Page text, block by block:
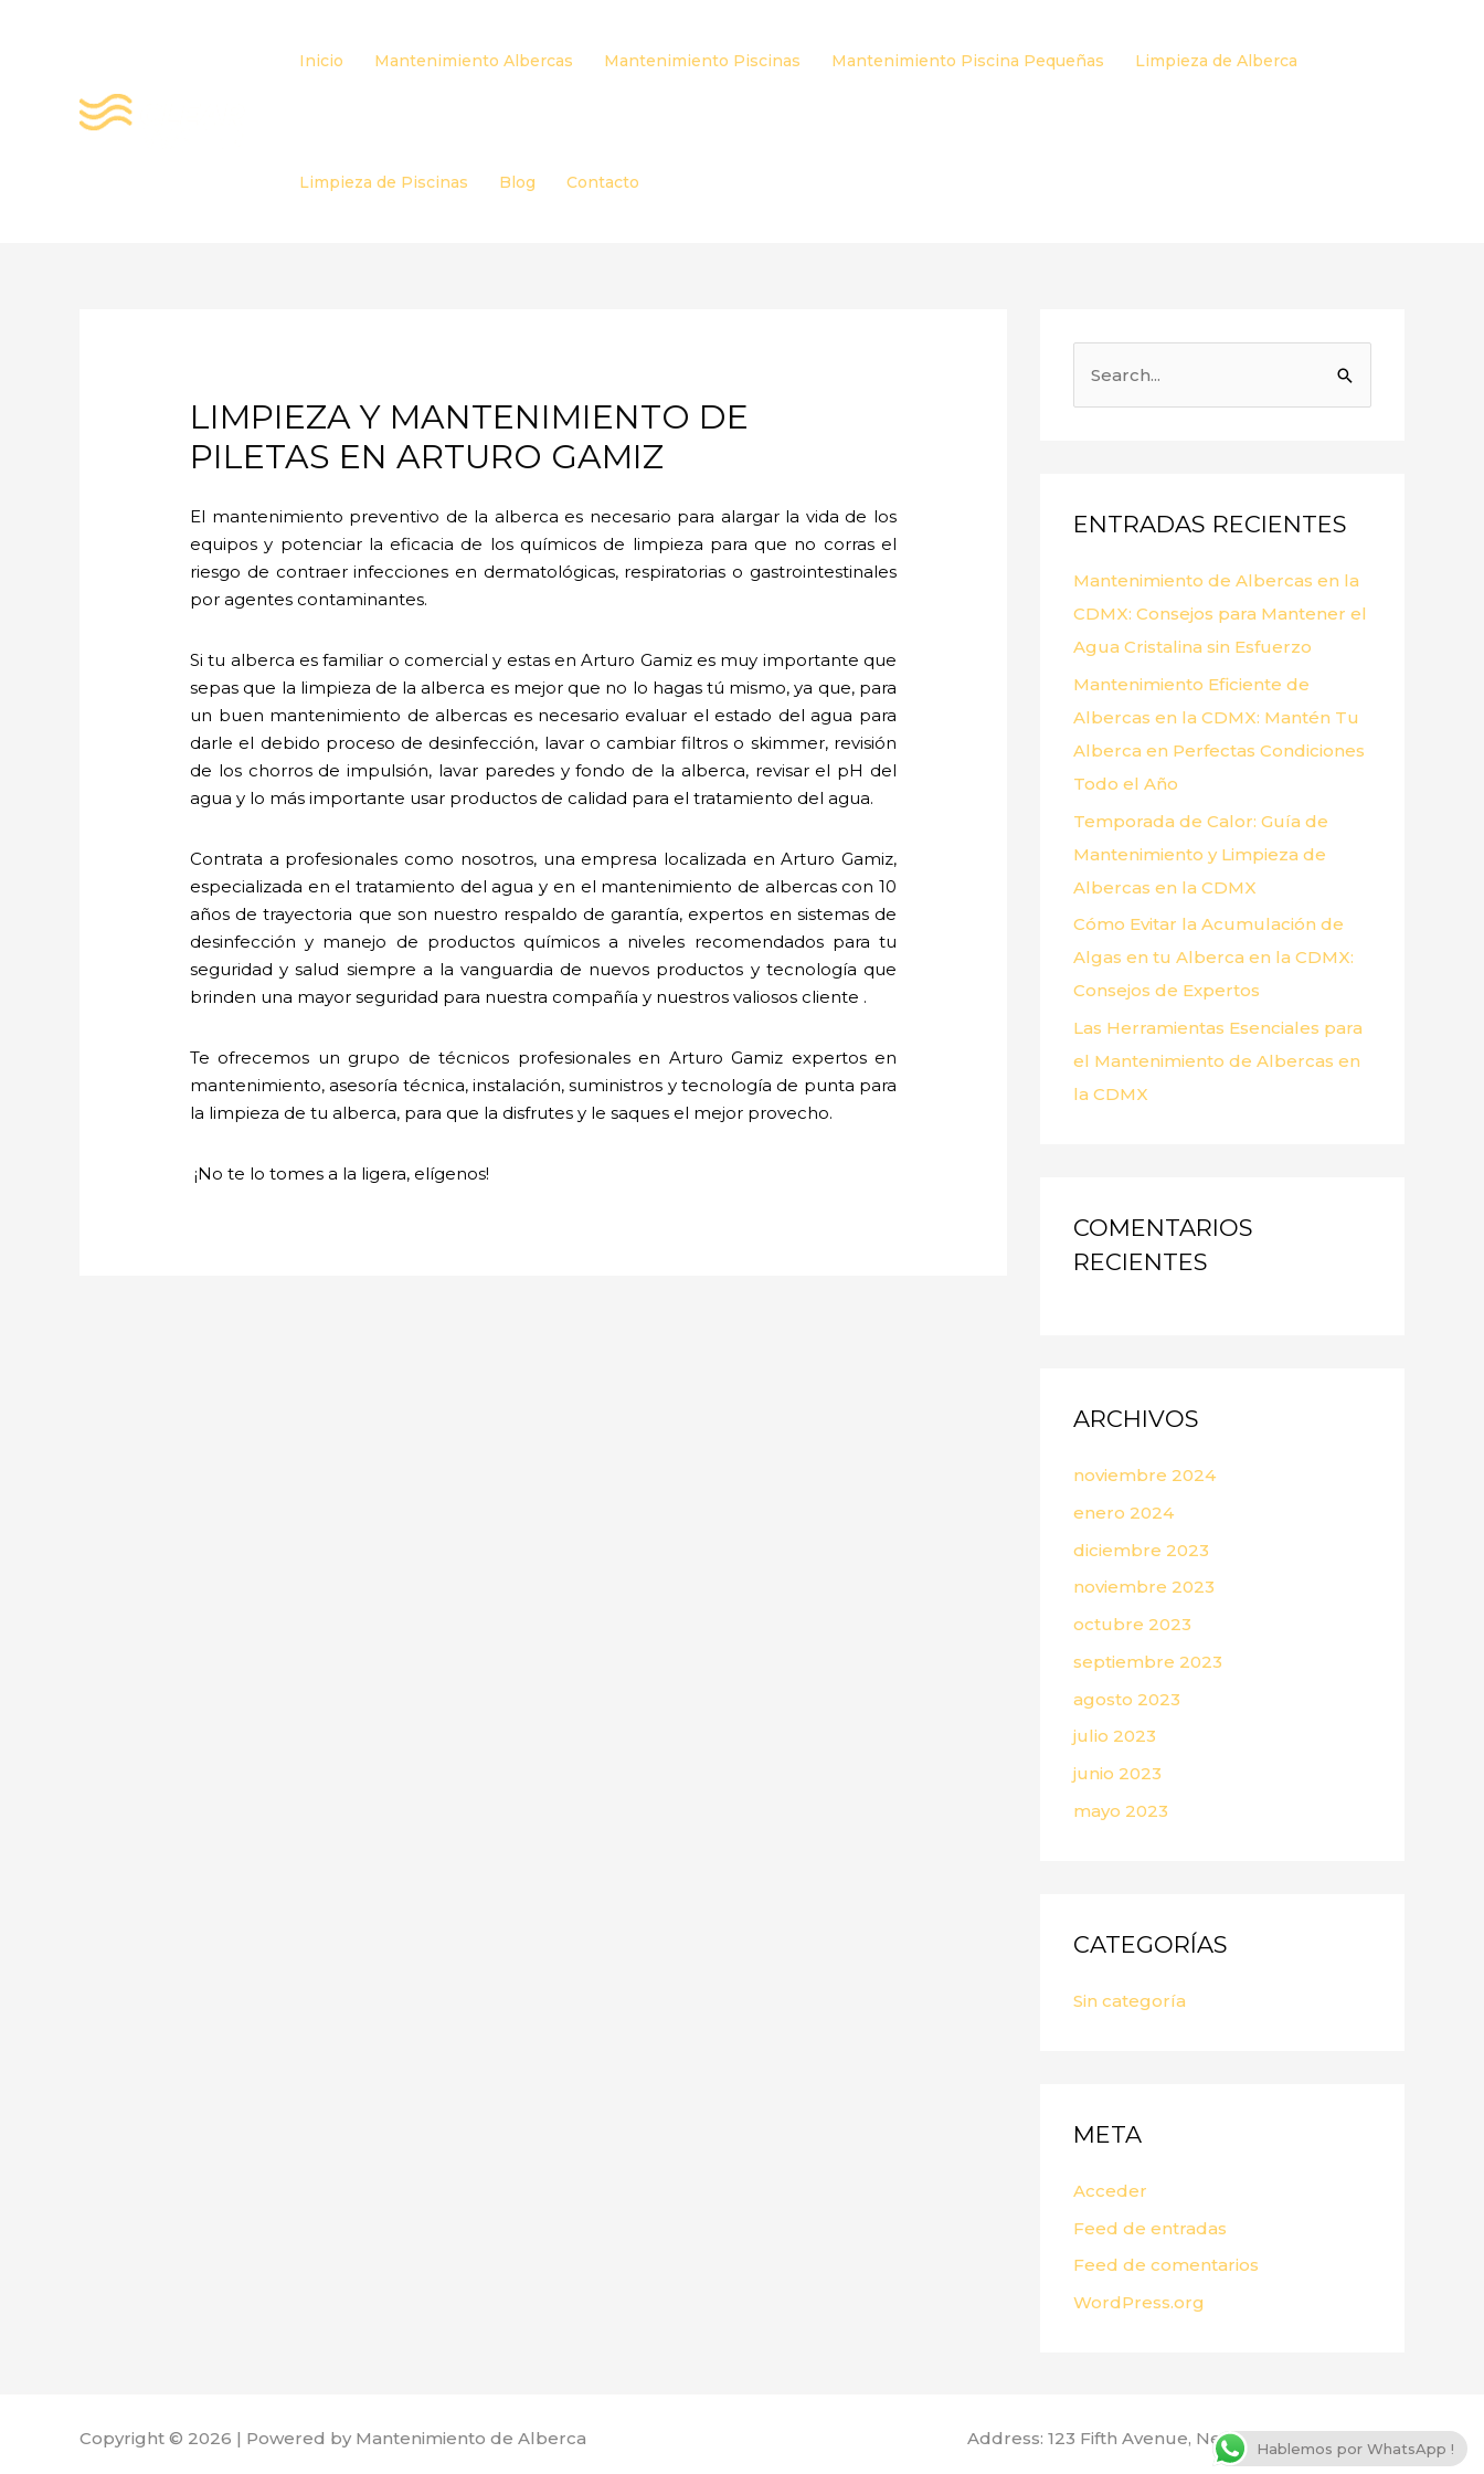
Inicio Mantenimiento Albercas Mantenimiento Piscinas Mantenimiento Piscina Pequeñas Limpieza de Alberca
Limpieza de Piscinas Blog Contacto
LIMPIEZA Y MANTENIMIENTO DE
PILETAS EN ARTURO GAMIZ
El mantenimiento preventivo de la alberca es necesario para alargar la vida de los
equipos y potenciar la eficacia de los químicos de limpieza para que no corras el
riesgo de contraer infecciones en dermatológicas, respiratorias o gastrointestinales
por agentes contaminantes.
Si tu alberca es familiar o comercial y estas en Arturo Gamiz es muy importante que
sepas que la limpieza de la alberca es mejor que no lo hagas tú mismo, ya que, para
un buen mantenimiento de albercas es necesario evaluar el estado del agua para
darle el debido proceso de desinfección, lavar o cambiar filtros o skimmer, revisión
de los chorros de impulsión, lavar paredes y fondo de la alberca, revisar el pH del
agua y lo más importante usar productos de calidad para el tratamiento del agua.
Contrata a profesionales como nosotros, una empresa localizada en Arturo Gamiz,
especializada en el tratamiento del agua y en el mantenimiento de albercas con 10
años de trayectoria que son nuestro respaldo de garantía, expertos en sistemas de
desinfección y manejo de productos químicos a niveles recomendados para tu
seguridad y salud siempre a la vanguardia de nuevos productos y tecnología que
brinden una mayor seguridad para nuestra compañía y nuestros valiosos cliente .
Te ofrecemos un grupo de técnicos profesionales en Arturo Gamiz expertos en
mantenimiento, asesoría técnica, instalación, suministros y tecnología de punta para
la limpieza de tu alberca, para que la disfrutes y le saques el mejor provecho.
¡No te lo tomes a la ligera, elígenos!
r
o
r
:
ENTRADAS RECIENTES
Mantenimiento de Albercas en la
CDMX: Consejos para Mantener el
Agua Cristalina sin Esfuerzo
Mantenimiento Eficiente de
Albercas en la CDMX: Mantén Tu
Alberca en Perfectas Condiciones
Todo el Año
Temporada de Calor: Guía de
Mantenimiento y Limpieza de
Albercas en la CDMX
Cómo Evitar la Acumulación de
Algas en tu Alberca en la CDMX:
Consejos de Expertos
Las Herramientas Esenciales para
el Mantenimiento de Albercas en
la CDMX
COMENTARIOS
RECIENTES
ARCHIVOS
noviembre 2024
enero 2024
diciembre 2023
noviembre 2023
octubre 2023
septiembre 2023
agosto 2023
julio 2023
junio 2023
mayo 2023
CATEGORÍAS
Sin categoría
META
Acceder
Feed de entradas
Feed de comentarios
WordPress.org
Copyright © 2026 | Powered by Mantenimiento de Alberca Address: 123 Fifth Avenue, New York, NY 10160, USA
Hablemos por WhatsApp !